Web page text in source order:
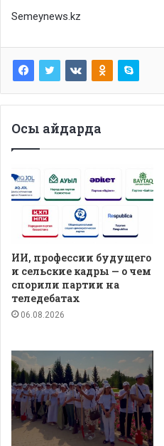
Semeynews.kz
Осы айдарда
ИИ, профессии будущего
и сельские кадры — о чем
спорили партии на
теледебатах
06.08.2026